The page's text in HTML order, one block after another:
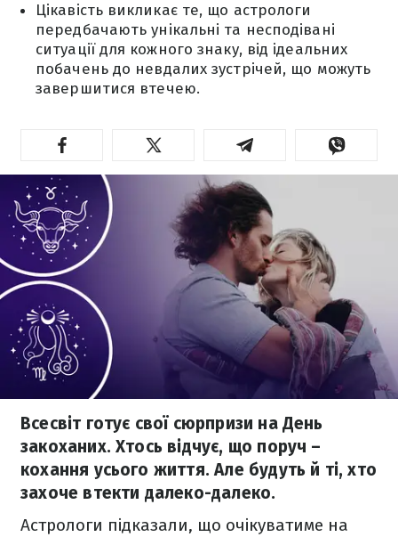
Цікавість викликає те, що астрологи
передбачають унікальні та несподівані
ситуації для кожного знаку, від ідеальних
побачень до невдалих зустрічей, що можуть
завершитися втечею.
Всесвіт готує свої сюрпризи на День
закоханих. Хтось відчує, що поруч –
кохання усього життя. Але будуть й ті, хто
захоче втекти далеко-далеко.
Астрологи підказали, що очікуватиме на